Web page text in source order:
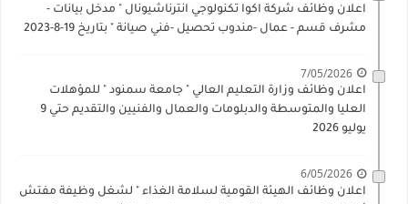
اعلان وظائف شركة اكوا تكنولوجي انترناشيونال " مدخل بيانات -
مشرف قسم - عمال -مندوب تحصيل -فني صيانة " بتاريخ 19-8-2023
7/05/2026
اعلان وظائف وزارة التعليم العالي " جامعة سمنود " للمؤهلات
العليا والمتوسطة والدبلومات والعمال والفنيين والتقديم حتي 9
يوليو 2026
6/05/2026
اعلان وظائف الهيئة القومية لسلامة الغذاء " لشغل وظيفة مفتش